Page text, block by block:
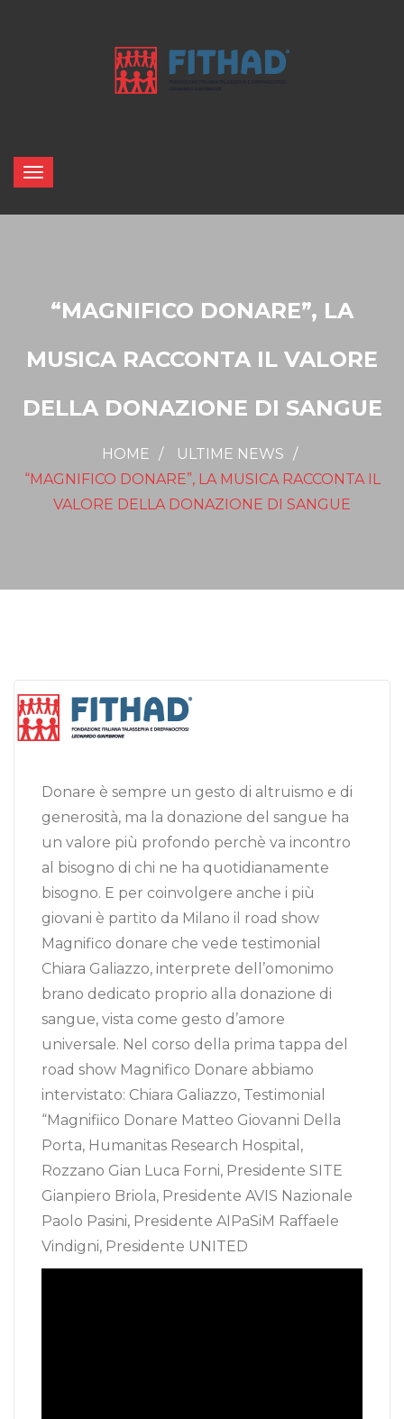
“MAGNIFICO DONARE”, LA
MUSICA RACCONTA IL VALORE
DELLA DONAZIONE DI SANGUE
HOME
ULTIME NEWS
“MAGNIFICO DONARE”, LA MUSICA RACCONTA IL
VALORE DELLA DONAZIONE DI SANGUE
Donare è sempre un gesto di altruismo e di
generosità, ma la donazione del sangue ha
un valore più profondo perchè va incontro
al bisogno di chi ne ha quotidianamente
bisogno. E per coinvolgere anche i più
giovani è partito da Milano il road show
Magnifico donare che vede testimonial
Chiara Galiazzo, interprete dell’omonimo
brano dedicato proprio alla donazione di
sangue, vista come gesto d’amore
universale. Nel corso della prima tappa del
road show Magnifico Donare abbiamo
intervistato: Chiara Galiazzo, Testimonial
“Magnifiico Donare Matteo Giovanni Della
Porta, Humanitas Research Hospital,
Rozzano Gian Luca Forni, Presidente SITE
Gianpiero Briola, Presidente AVIS Nazionale
Paolo Pasini, Presidente AIPaSiM Raffaele
Vindigni, Presidente UNITED